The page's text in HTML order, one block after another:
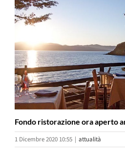
Fondo ristorazione ora aperto
1 Dicembre 2020 10:55 | attualità